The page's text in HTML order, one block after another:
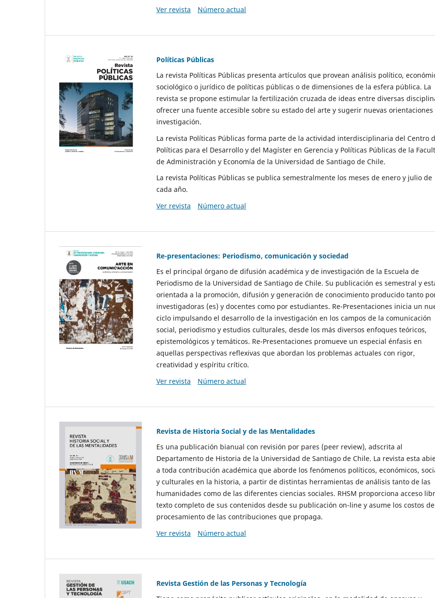
Ver revista
Número actual
Políticas Públicas
La revista Políticas Públicas presenta artículos que provean análisis político,
sociológico o jurídico de políticas públicas o de dimensiones de la esfera pública. La
revista se propone estimular la fertilización cruzada de ideas entre diversas
ofrecer una fuente accesible sobre su estado del arte y sugerir nuevas orientaciones
investigación.
La revista Políticas Públicas forma parte de la actividad interdisciplinaria del Centro
Políticas para el Desarrollo y del Magíster en Gerencia y Políticas Públicas de la
de Administración y Economía de la Universidad de Santiago de Chile.
La revista Políticas Públicas se publica semestralmente los meses de enero y julio de
cada año.
Ver revista
Número actual
Re-presentaciones: Periodismo, comunicación y sociedad
Es el principal órgano de difusión académica y de investigación de la Escuela de
Periodismo de la Universidad de Santiago de Chile. Su publicación es semestral y
orientada a la promoción, difusión y generación de conocimiento producido tanto
investigadoras (es) y docentes como por estudiantes. Re-Presentaciones inicia un
ciclo impulsando el desarrollo de la investigación en los campos de la comunicación
social, periodismo y estudios culturales, desde los más diversos enfoques teóricos,
epistemológicos y temáticos. Re-Presentaciones promueve un especial énfasis en
aquellas perspectivas reflexivas que abordan los problemas actuales con rigor,
creatividad y espíritu crítico.
Ver revista
Número actual
Revista de Historia Social y de las Mentalidades
Es una publicación bianual con revisión por pares (peer review), adscrita al
Departamento de Historia de la Universidad de Santiago de Chile. La revista esta
a toda contribución académica que aborde los fenómenos políticos, económicos,
y culturales en la historia, a partir de distintas herramientas de análisis tanto de las
humanidades como de las diferentes ciencias sociales. RHSM proporciona acceso
texto completo de sus contenidos desde su publicación on-line y asume los costos de
procesamiento de las contribuciones que propaga.
Ver revista
Número actual
Revista Gestión de las Personas y Tecnología